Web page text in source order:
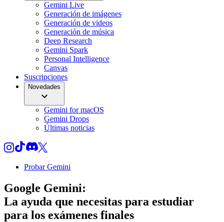
Gemini Live
Generación de imágenes
Generación de videos
Generación de música
Deep Research
Gemini Spark
Personal Intelligence
Canvas
Suscripciones
Novedades
Gemini for macOS
Gemini Drops
Últimas noticias
Probar Gemini
Google Gemini:
La ayuda que necesitas para estudiar
para los exámenes finales